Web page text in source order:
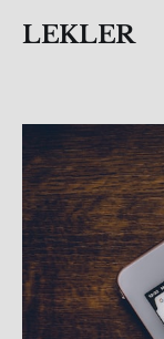
LEKLER